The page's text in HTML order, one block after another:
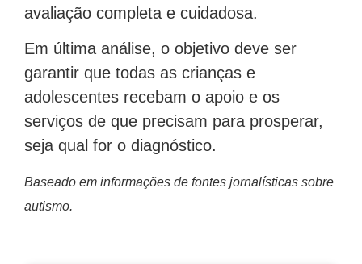
avaliação completa e cuidadosa.
Em última análise, o objetivo deve ser
garantir que todas as crianças e
adolescentes recebam o apoio e os
serviços de que precisam para prosperar,
seja qual for o diagnóstico.
Baseado em informações de fontes jornalísticas sobre
autismo.